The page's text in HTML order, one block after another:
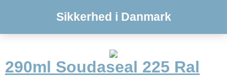
Sikkerhed i Danmark
290ml Soudaseal 225 Ral